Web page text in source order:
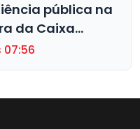
pública na
da Caixa
reserva e
07:56